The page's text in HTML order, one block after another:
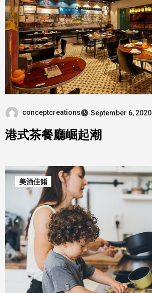
conceptcreations September 6, 2020
港式茶餐廳崛起潮
美酒佳餚